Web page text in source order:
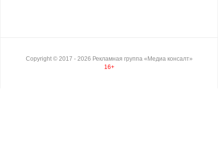
Copyright © 2017 - 2026 Рекламная группа «Медиа консалт»
16+